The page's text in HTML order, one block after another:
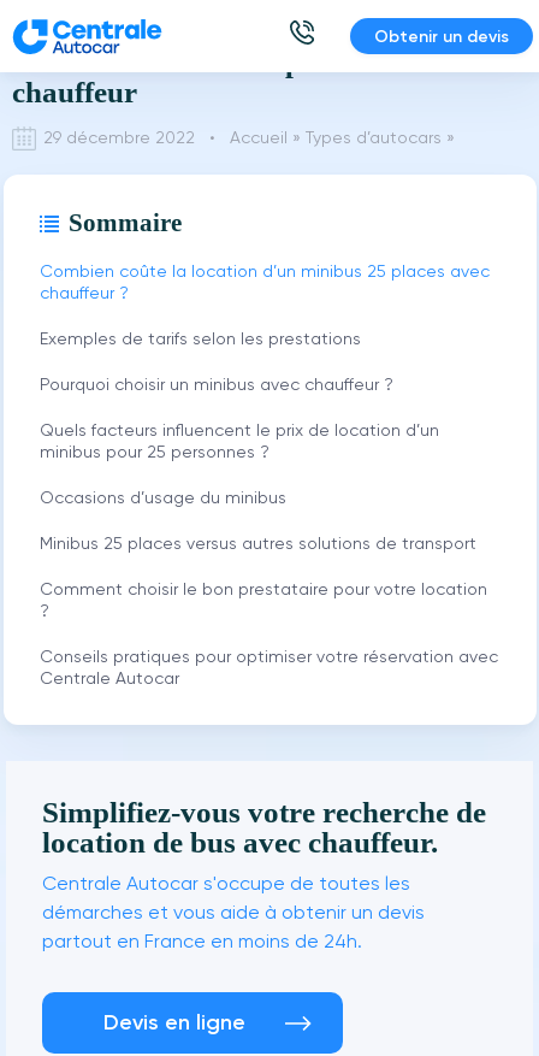
Aller
au
contenu
Obtenir un devis
Location minibus 25 places avec
chauffeur
29 décembre 2022 • Accueil » Types d’autocars »
Sommaire
Combien coûte la location d’un minibus 25 places avec
chauffeur ?
Exemples de tarifs selon les prestations
Pourquoi choisir un minibus avec chauffeur ?
Quels facteurs influencent le prix de location d’un
minibus pour 25 personnes ?
Occasions d’usage du minibus
Minibus 25 places versus autres solutions de transport
Comment choisir le bon prestataire pour votre location
?
Conseils pratiques pour optimiser votre réservation avec
Centrale Autocar
Simplifiez-vous votre recherche de
location de bus avec chauffeur.
Centrale Autocar s'occupe de toutes les
démarches et vous aide à obtenir un devis
partout en France en moins de 24h.
Devis en ligne